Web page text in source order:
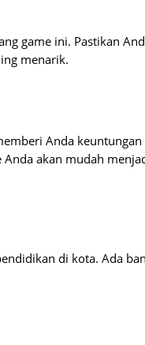
game ini. Pastikan
menarik.
Anda keuntungan
akan mudah
di kota. Ada